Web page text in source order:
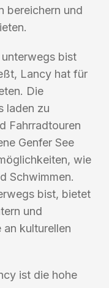
bereichern und
bist
Lancy hat für
Die
laden zu
Fahrradtouren
Genfer See
wie
Schwimmen.
bist, bietet
und
an kulturellen
ist die hohe